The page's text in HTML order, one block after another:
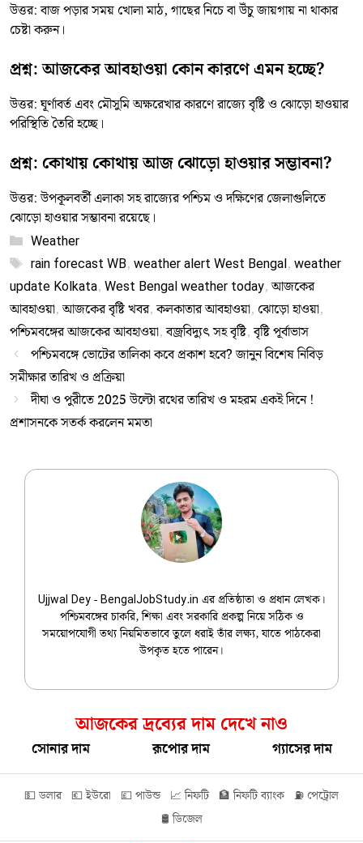
উত্তর: বাজ পড়ার সময় খোলা মাঠ, গাছের নিচে বা উঁচু জায়গায় না থাকার
চেষ্টা করুন।
প্রশ্ন: আজকের আবহাওয়া কোন কারণে এমন হচ্ছে?
উত্তর: ঘূর্ণাবর্ত এবং মৌসুমি অক্ষরেখার কারণে রাজ্যে বৃষ্টি ও ঝোড়ো হাওয়ার
পরিস্থিতি তৈরি হচ্ছে।
প্রশ্ন: কোথায় কোথায় আজ ঝোড়ো হাওয়ার সম্ভাবনা?
উত্তর: উপকূলবর্তী এলাকা সহ রাজ্যের পশ্চিম ও দক্ষিণের জেলাগুলিতে
ঝোড়ো হাওয়ার সম্ভাবনা রয়েছে।
Categories
Weather
Tags
rain forecast WB, weather alert West Bengal, weather
update Kolkata, West Bengal weather today,আজকের
আবহাওয়া,আজকের বৃষ্টি খবর,কলকাতার আবহাওয়া, ঝোড়ো হাওয়া,
পশ্চিমবঙ্গের আজকের আবহাওয়া,বজ্রবিদ্যুৎ সহ বৃষ্টি,বৃষ্টি পূর্বাভাস
পশ্চিমবঙ্গে ভোটের তালিকা কবে প্রকাশ হবে? জানুন বিশেষ নিবিড়
সমীক্ষার তারিখ ও প্রক্রিয়া
দীঘা ও পুরীতে 2025 উল্টো রথের তারিখ ও মহরম একই দিনে !
প্রশাসনকে সতর্ক করলেন মমতা
Ujjwal Dey - BengalJobStudy.in এর প্রতিষ্ঠাতা ও প্রধান লেখক।
পশ্চিমবঙ্গের চাকরি, শিক্ষা এবং সরকারি প্রকল্প নিয়ে সঠিক ও
সময়োপযোগী তথ্য নিয়মিতভাবে তুলে ধরাই তাঁর লক্ষ্য, যাতে পাঠকেরা
উপকৃত হতে পারেন।
আজকের দ্রব্যের দাম দেখে নাও
সোনার দাম রূপোর দাম গ্যাসের দাম
💵 ডলার 💶 ইউরো 💷 পাউন্ড 📈 নিফটি 🏦 নিফটি ব্যাংক ⛽ পেট্রোল
🛢️ ডিজেল